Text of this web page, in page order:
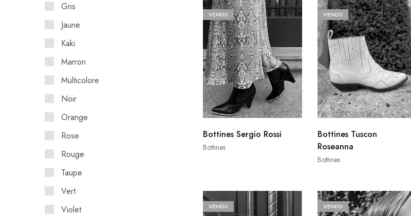
VENDU
Bottines
Bottines Sergio Rossi
VENDU
Bottines
Bottines Tuscon
Roseanna
VENDU VENDU
Gris
Jaune
Kaki
Marron
Multicolore
Noir
Orange
Rose
Rouge
Taupe
Vert
Violet